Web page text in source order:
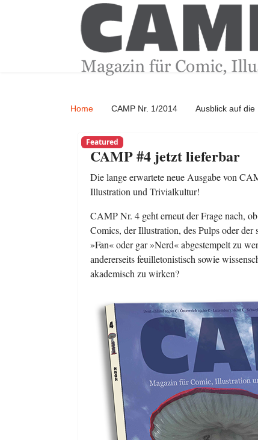
Home CAMP Nr. 1/2014 Ausblick auf
Featured
CAMP #4 jetzt lieferbar
Die lange erwartete neue Ausgabe von
Illustration und Trivialkultur!
CAMP Nr. 4 geht erneut der Frage nach,
Comics, der Illustration, des Pulps oder der
»Fan« oder gar »Nerd« abgestempelt zu
andererseits feuilletonistisch sowie
akademisch zu wirken?